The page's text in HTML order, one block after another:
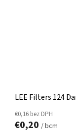
LEE Filters 124
€0,16 bez DPH
€0,20 / bcm